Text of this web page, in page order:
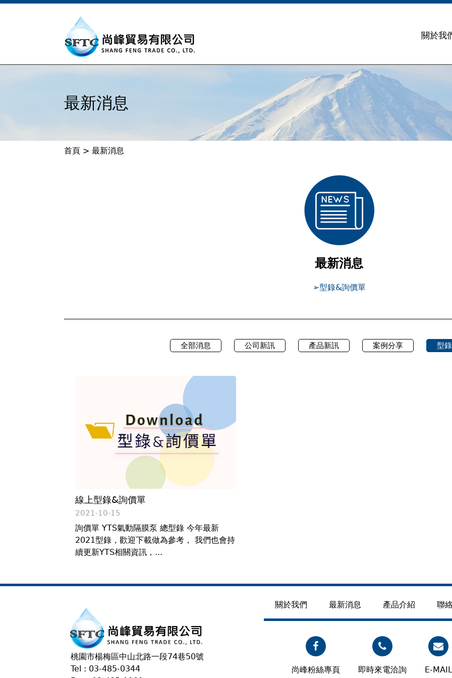
Jump to navigation
關於我
最新消息
您
首頁 > 最新消息
最新消息
➢型錄&詢價單
全部消息 公司新訊 產品新訊 案例分享 型
線上型錄&詢價單
2021-10-15
詢價單 YTS氣動隔膜泵 總型錄 今年最新
2021型錄，歡迎下載做為參考， 我們也會持
續更新YTS相關資訊，...
桃園市楊梅區中山北路一段74巷50號
Tel : 03-485-0344
關於我們 最新消息 產品介紹 聯
尚峰粉絲專頁 即時來電洽詢 E-MAIL